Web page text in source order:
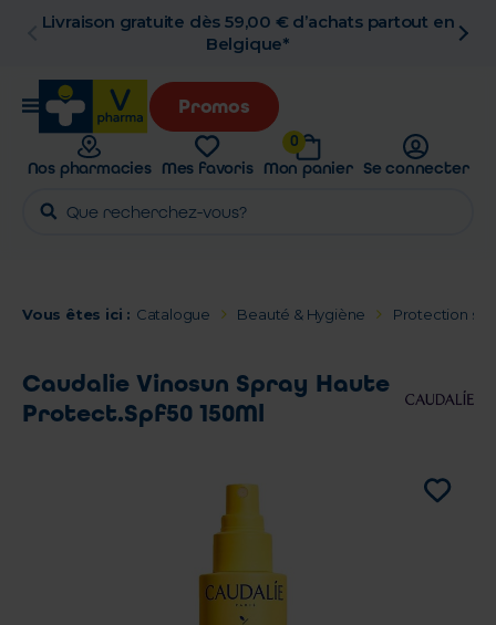
59,00 € d’achats partout en
Retrait en
Promos
Nos pharmacies Mes favoris
0
Mon panier Se connecter
Vous êtes ici : Catalogue Beauté & Hygiène Protection
Caudalie Vinosun Spray Haute
Protect.Spf50 150Ml